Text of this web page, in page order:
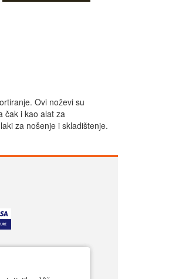
Ovi noževi su
čak i kao alat za
za nošenje i skladištenje.